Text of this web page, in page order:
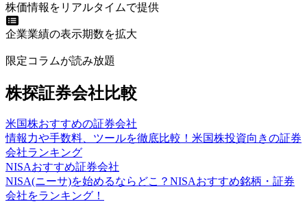
株価情報をリアルタイムで提供
企業業績の表示期数を拡大
限定コラムが読み放題
株探証券会社比較
米国株おすすめの証券会社
情報力や手数料、ツールを徹底比較！米国株投資向きの証券
会社ランキング
NISAおすすめ証券会社
NISA(ニーサ)を始めるならどこ？NISAおすすめ銘柄・証券
会社をランキング！